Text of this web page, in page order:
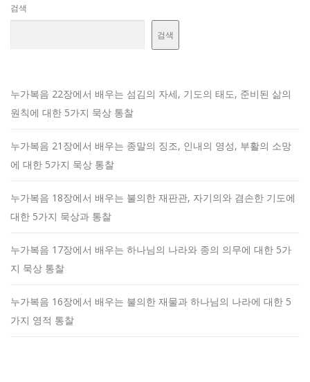
검색
검색
누가복음 22장에서 배우는 섬김의 자세, 기도의 태도, 준비된 삶의
원칙에 대한 5가지 묵상 통찰
누가복음 21장에서 배우는 종말의 징조, 인내의 영성, 부활의 소망
에 대한 5가지 묵상 통찰
누가복음 18장에서 배우는 불의한 재판관, 자기의와 겸손한 기도에
대한 5가지 묵상과 통찰
누가복음 17장에서 배우는 하나님의 나라와 종의 의무에 대한 5가
지 묵상 통찰
누가복음 16장에서 배우는 불의한 재물과 하나님의 나라에 대한 5
가지 영적 통찰